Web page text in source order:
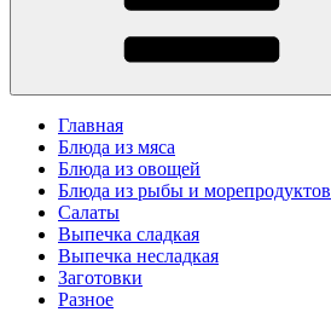
Главная
Блюда из мяса
Блюда из овощей
Блюда из рыбы и морепродуктов
Салаты
Выпечка сладкая
Выпечка несладкая
Заготовки
Разное